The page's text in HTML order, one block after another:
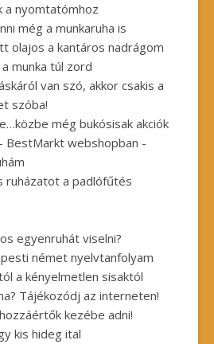
a nyomtatómhoz
még a munkaruha is
olajos a kantáros nadrágom
munka túl zord
van szó, akkor csakis a
szóba!
még bukósisak akciók
BestMarkt webshopban -
ruházatot a padlófűtés
egyenruhát viselni?
német nyelvtanfolyam
a kényelmetlen sisaktól
Tájékozódj az interneten!
kezébe adni!
kis hideg ital